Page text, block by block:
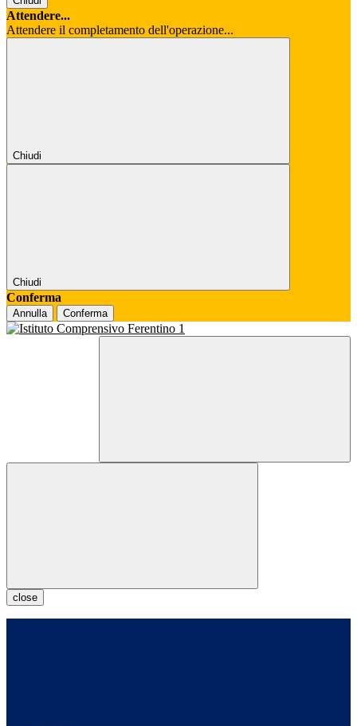
Attendere...
Attendere il completamento dell'operazione...
Chiudi
Chiudi
Conferma
Annulla Conferma
close